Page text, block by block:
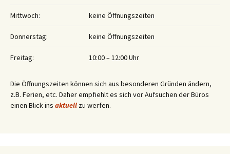
Mittwoch: keine Öffnungszeiten
Donnerstag: keine Öffnungszeiten
Freitag: 10:00 – 12:00 Uhr
Die Öffnungszeiten können sich aus besonderen Gründen ändern,
z.B. Ferien, etc. Daher empfiehlt es sich vor Aufsuchen der Büros
einen Blick ins aktuell zu werfen.